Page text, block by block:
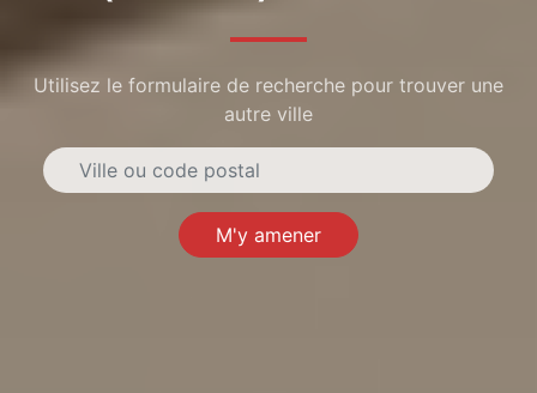
Utilisez le formulaire de recherche pour trouver une
autre ville
M'y amener